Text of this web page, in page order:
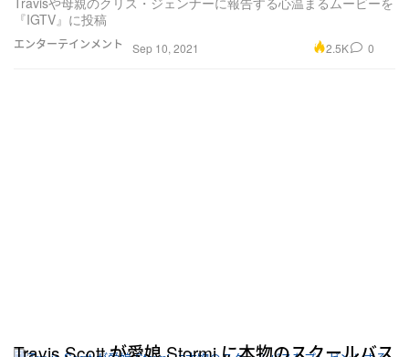
エンターテインメント
『IGTV』に投稿
Sep 10, 2021 2.5K 0
Travis Scott が愛娘 Stormi に本物のスクールバス